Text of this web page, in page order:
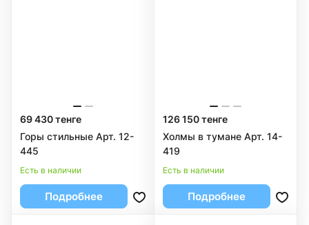
69 430 тенге
Горы стильные Арт. 12-
445
Есть в наличии
Подробнее
126 150 тенге
Холмы в тумане Арт. 14-
419
Есть в наличии
Подробнее